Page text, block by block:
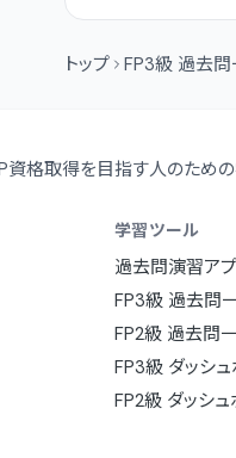
トップ FP3級 過去問
資格取得を目指す人のための
学習ツール
過去問演習ア
FP3級 過去問
FP2級 過去問
FP3級 ダッシュ
FP2級 ダッシュ